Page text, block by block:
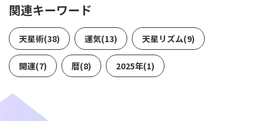
関連キーワード
天星術(38) 運気(13) 天星リズム(9)
開運(7) 暦(8) 2025年(1)